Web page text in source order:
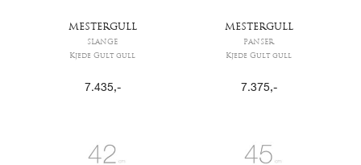
MESTERGULL
SLANGE
Kjede Gult gull
7.435,-
MESTERGULL
PANSER
Kjede Gult gull
7.375,-